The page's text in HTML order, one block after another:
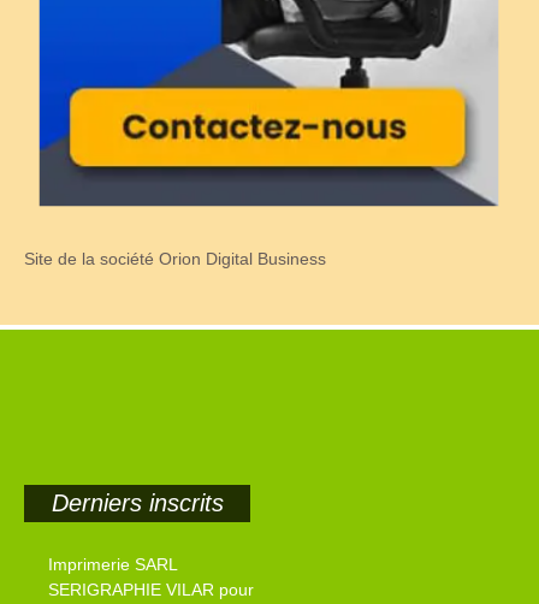
Site de la société Orion Digital Business
Derniers inscrits
Imprimerie SARL
SERIGRAPHIE VILAR pour